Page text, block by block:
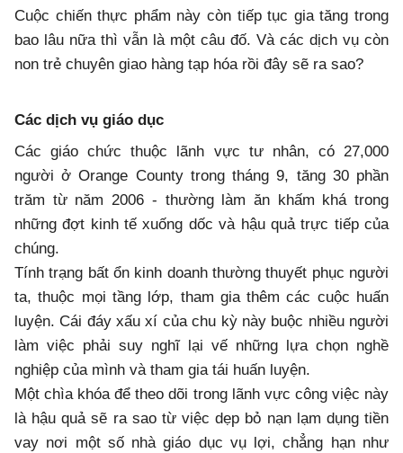
Cuộc chiến thực phẩm này còn tiếp tục gia tăng trong
bao lâu nữa thì vẫn là một câu đố. Và các dịch vụ còn
non trẻ chuyên giao hàng tạp hóa rồi đây sẽ ra sao?
Các dịch vụ giáo dục
Các giáo chức thuộc lãnh vực tư nhân, có 27,000
người ở Orange County trong tháng 9, tăng 30 phần
trăm từ năm 2006 - thường làm ăn khấm khá trong
những đợt kinh tế xuống dốc và hậu quả trực tiếp của
chúng.
Tính trạng bất ổn kinh doanh thường thuyết phục người
ta, thuộc mọi tầng lớp, tham gia thêm các cuộc huấn
luyện. Cái đáy xấu xí của chu kỳ này buộc nhiều người
làm việc phải suy nghĩ lại vế những lựa chọn nghề
nghiệp của mình và tham gia tái huấn luyện.
Một chìa khóa để theo dõi trong lãnh vực công việc này
là hậu quả sẽ ra sao từ việc dẹp bỏ nạn lạm dụng tiền
vay nơi một số nhà giáo dục vụ lợi, chẳng hạn như